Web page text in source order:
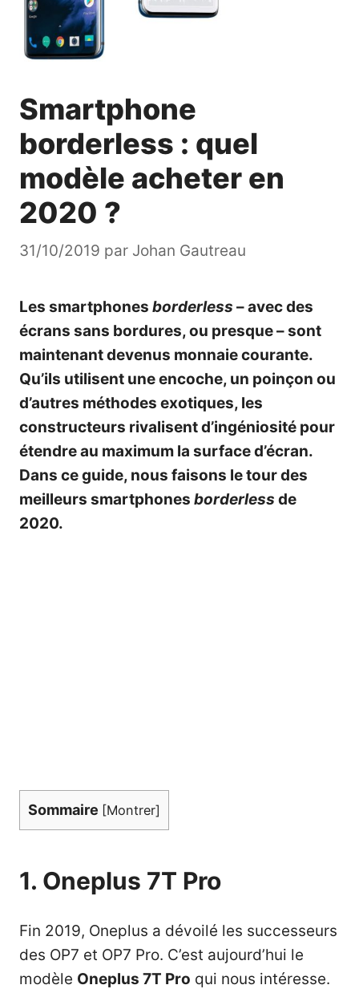
Smartphone
borderless : quel
modèle acheter en
2020 ?
31/10/2019 par Johan Gautreau
Les smartphones borderless – avec des
écrans sans bordures, ou presque – sont
maintenant devenus monnaie courante.
Qu’ils utilisent une encoche, un poinçon ou
d’autres méthodes exotiques, les
constructeurs rivalisent d’ingéniosité pour
étendre au maximum la surface d’écran.
Dans ce guide, nous faisons le tour des
meilleurs smartphones borderless de
2020.
Sommaire [Montrer]
1. Oneplus 7T Pro
Fin 2019, Oneplus a dévoilé les successeurs
des OP7 et OP7 Pro. C’est aujourd’hui le
modèle Oneplus 7T Pro qui nous intéresse.